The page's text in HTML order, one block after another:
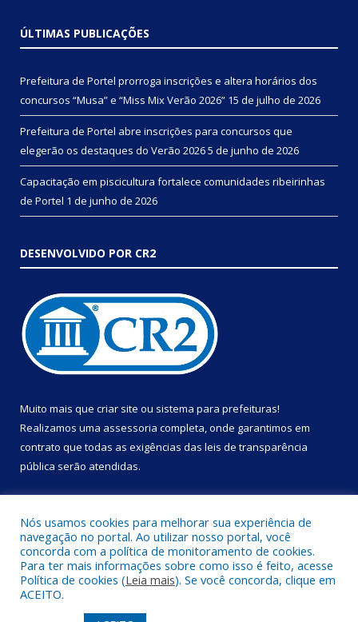
ÚLTIMAS PUBLICAÇÕES
Prefeitura de Portel prorroga inscrições e altera horários dos
concursos “Musa” e “Miss Mix Verão 2026” 15 de julho de 2026
Prefeitura de Portel abre inscrições para concursos que
elegerão os destaques do Verão 20265 de junho de 2026
Capacitação em piscicultura fortalece comunidades ribeirinhas
de Portel 1 de junho de 2026
DESENVOLVIDO POR CR2
Muito mais que criar site ou sistema para prefeituras!
Realizamos uma assessoria completa, onde garantimos em
contrato que todas as exigências das leis de transparência
pública serão atendidas.
Todos os direitos reservados a Prefeitura Municipal de Portel.
Nós usamos cookies para melhorar sua experiência de
navegação no portal. Ao utilizar nosso portal, você
concorda com a política de monitoramento de cookies.
Para ter mais informações sobre como isso é feito, acesse
Política de cookies (Leia mais). Se você concorda, clique em
ACEITO.